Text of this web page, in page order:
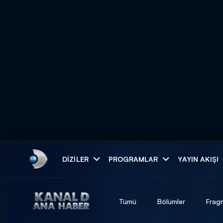
DIZILER PROGRAMLAR YAYIN AKIŞI
Tümü Bölümler